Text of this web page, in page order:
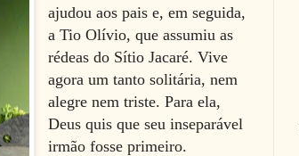
ajudou aos pais e, em seguida,
a Tio Olívio, que assumiu as
rédeas do Sítio Jacaré. Vive
agora um tanto solitária, nem
alegre nem triste. Para ela,
Deus quis que seu inseparável
irmão fosse primeiro.